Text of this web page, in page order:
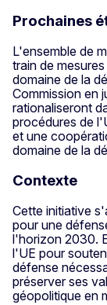
Prochaines
L'ensemble de
train de
domaine de la
Commission en
rationaliseront
procédures de
et une
domaine de la
Contexte
Cette initiative
pour une
l'horizon 2030.
l'UE pour
défense
préserver ses
géopolitique en